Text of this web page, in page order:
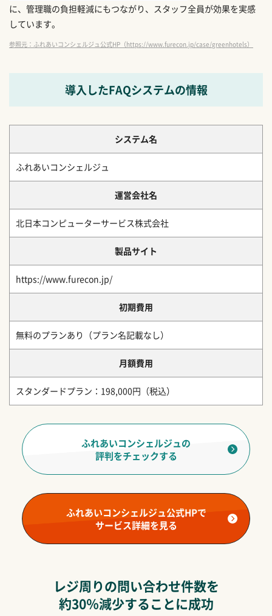
に、管理職の負担軽減にもつながり、スタッフ全員が効果を実感
しています。
参照元：ふれあいコンシェルジュ公式HP（https://www.furecon.jp/case/greenhotels）
導入したFAQシステムの情報
システム名
ふれあいコンシェルジュ
運営会社名
北日本コンピューターサービス株式会社
製品サイト
https://www.furecon.jp/
初期費用
無料のプランあり（プラン名記載なし）
月額費用
スタンダードプラン：198,000円（税込）
ふれあいコンシェルジュの
評判をチェックする
ふれあいコンシェルジュ公式HPで
サービス詳細を見る
レジ周りの問い合わせ件数を
約30％減少することに成功